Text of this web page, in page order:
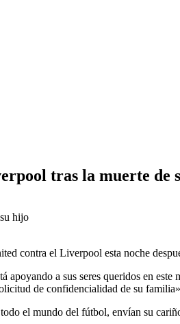
tras la muerte de
contra el Liverpool esta noche
apoyando a sus seres queridos en
de confidencialidad de su
el mundo del fútbol, ​​envían su